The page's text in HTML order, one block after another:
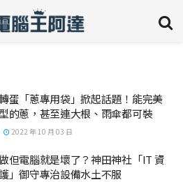
蛋「蔥專用袋」掀起話題！能完美
的蔥，甚至連大根、雨傘都可裝
2022 年 10 月 03 日
但電腦就是壞了？神田神社「IT 資
」御守專治設備水土不服